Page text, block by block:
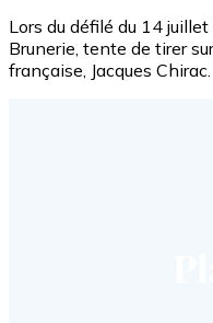
Lors du défilé du 14
Brunerie, tente de tirer
française, Jacques Chirac.